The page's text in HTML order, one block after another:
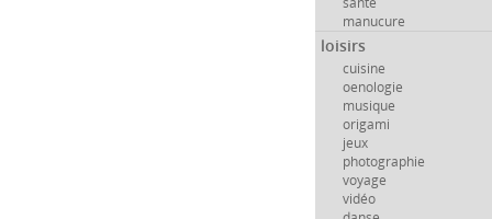
manucure
loisirs
cuisine
oenologie
musique
origami
jeux
photographie
voyage
vidéo